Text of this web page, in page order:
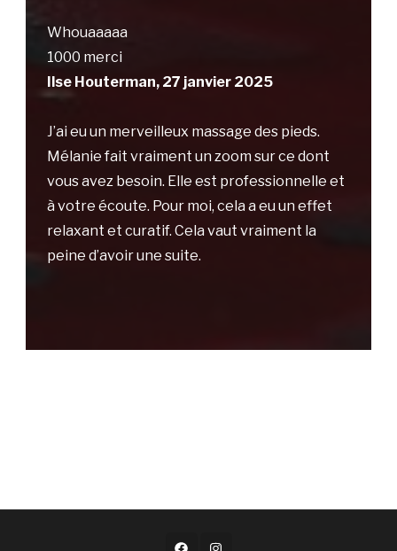
Whouaaaaa
1000 merci
Ilse Houterman, 27 janvier 2025
J’ai eu un merveilleux massage des pieds.
Mélanie fait vraiment un zoom sur ce dont
vous avez besoin. Elle est professionnelle et
à votre écoute. Pour moi, cela a eu un effet
relaxant et curatif. Cela vaut vraiment la
peine d’avoir une suite.